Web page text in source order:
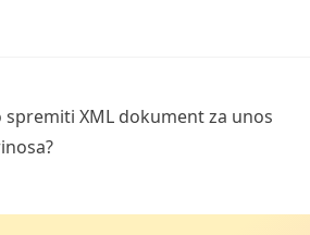
spremiti XML dokument za unos